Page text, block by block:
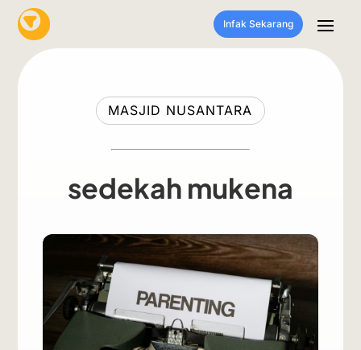
Infak Sekarang
MASJID NUSANTARA
sedekah mukena